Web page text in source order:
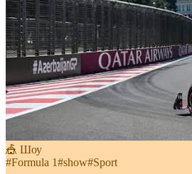
🎪 Шоу
#Formula 1#show#Sport